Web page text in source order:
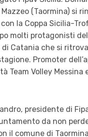
(Taormina) si
la Coppa Sicilia-
molti protagonisti
di Catania che si
Promoter
Team Volley Messina
presidente di
da non
il comune di